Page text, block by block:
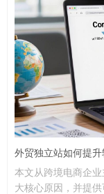
外贸独立站如何提升
本文从跨境电商企
大核心原因，并提供